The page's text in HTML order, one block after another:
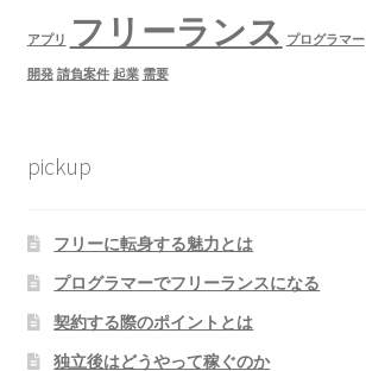
アプリ フリーランス プログラマー
開発 請負案件 起業 需要
pickup
フリーに転身する魅力とは
プログラマーでフリーランスになる
契約する際のポイントとは
独立後はどうやって稼ぐのか